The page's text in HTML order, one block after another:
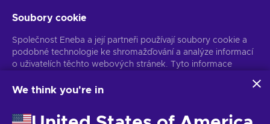
Získejte personalizované nabídky her
Předplatit
Z odběru se můžete kdykoli odhlásit. Více informací naleznete v
Soubory cookie
Společnost Eneba a její partneři používají soubory cookie a
podobné technologie ke shromažďování a analýze informací
o uživatelích těchto webových stránek. Tyto informace
stránkách. Vaše osobní údaje mohou být také použity k
Kliknutím na tlačítko „Přijmout vše“ souhlasíte s používáním
We think you're in